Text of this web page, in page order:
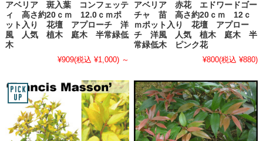
アベリア 斑入葉 コンフェッテ
ィ 高さ約20ｃｍ 12.0ｃｍポ
ット入り 花壇 アプローチ 洋
風 人気 植木 庭木 半常緑低
木
¥909(税込 ¥1,000) ～
アベリア 赤花 エドワードゴー
チャ 苗 高さ約20ｃｍ 12ｃ
ｍポット入り 花壇 アプロー
チ 洋風 人気 植木 庭木 半
常緑低木 ピンク花
¥800(税込 ¥880)